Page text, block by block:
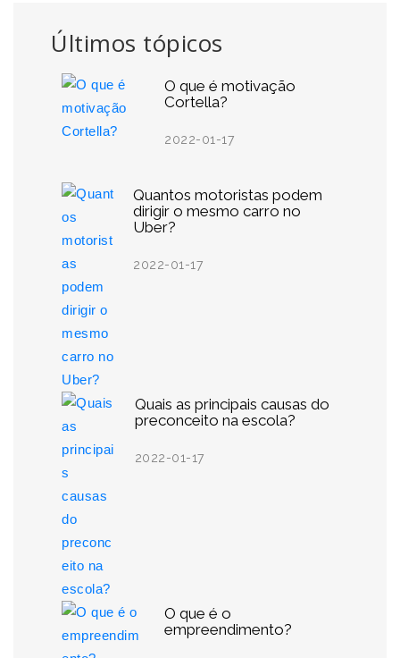
Últimos tópicos
O que é motivação
Cortella?
2022-01-17
Quantos motoristas podem
dirigir o mesmo carro no
Uber?
2022-01-17
Quais as principais causas do
preconceito na escola?
2022-01-17
O que é o
empreendimento?